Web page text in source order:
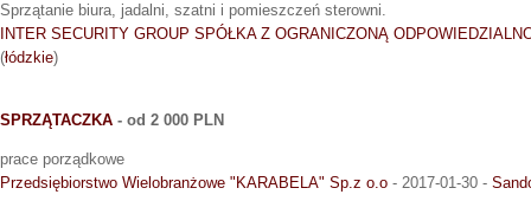
Sprzątanie biura, jadalni, szatni i pomieszczeń sterowni.
INTER SECURITY GROUP SPÓŁKA Z OGRANICZONĄ
(łódzkie)
SPRZĄTACZKA - od 2 000 PLN
prace porządkowe
Przedsiębiorstwo Wielobranżowe "KARABELA" Sp.z o.o - 2017-01-30 -